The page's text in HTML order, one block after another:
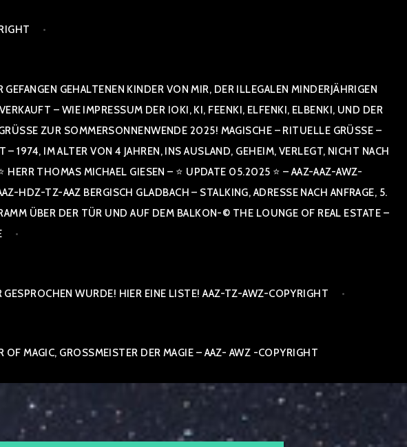
GEHALTENEN KINDER VON MIR, DER ILLEGALEN MINDERJÄHRIGEN
– WIE IMPRESSUM DER IOKI, KI, FEENKI, ELFENKI, ELBENKI, UND DER
ZUR SOMMERSONNENWENDE 2025! MAGISCHE – RITUELLE GRÜSSE – GR
IM ALTER VON 4 JAHREN, INS AUSLAND, GEHEIM, VERLEGT, NICHT NACH SPA
THOMAS MICHAEL GIESEN – ⭐ UPDATE 05.2025 ⭐ – AAZ-AAZ-AWZ-SPI
AAZ BERGISCH GLADBACH – STALKING, ADRESSE NACH ANFRAGE, 5. ETAG
DER TÜR UND AUF DEM BALKON-© THE LOUNGE OF REAL ESTATE – COPYR
GESPROCHEN WURDE! HIER EINE LISTE! AAZ-TZ-AWZ-COPYRIGHT
MAGIC, GROSSMEISTER DER MAGIE – AAZ- AWZ -COPYRIGHT